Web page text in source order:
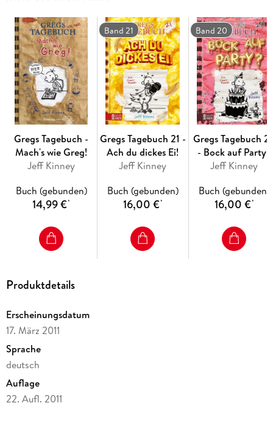
Gregs Tagebuch -
Mach's wie Greg!
Jeff Kinney
Buch (gebunden)
14,99 €*
Band 21
Gregs Tagebuch 21 -
Ach du dickes Ei!
Jeff Kinney
Buch (gebunden)
16,00 €*
Band 20
Gregs Tagebuch
- Bock auf Party?
Jeff Kinney
Buch (gebunden)
16,00 €*
Produktdetails
Erscheinungsdatum
17. März 2011
Sprache
deutsch
Auflage
22. Aufl. 2011